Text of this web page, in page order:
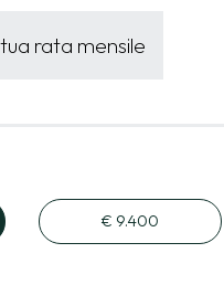
rata mensile
€ 9.400